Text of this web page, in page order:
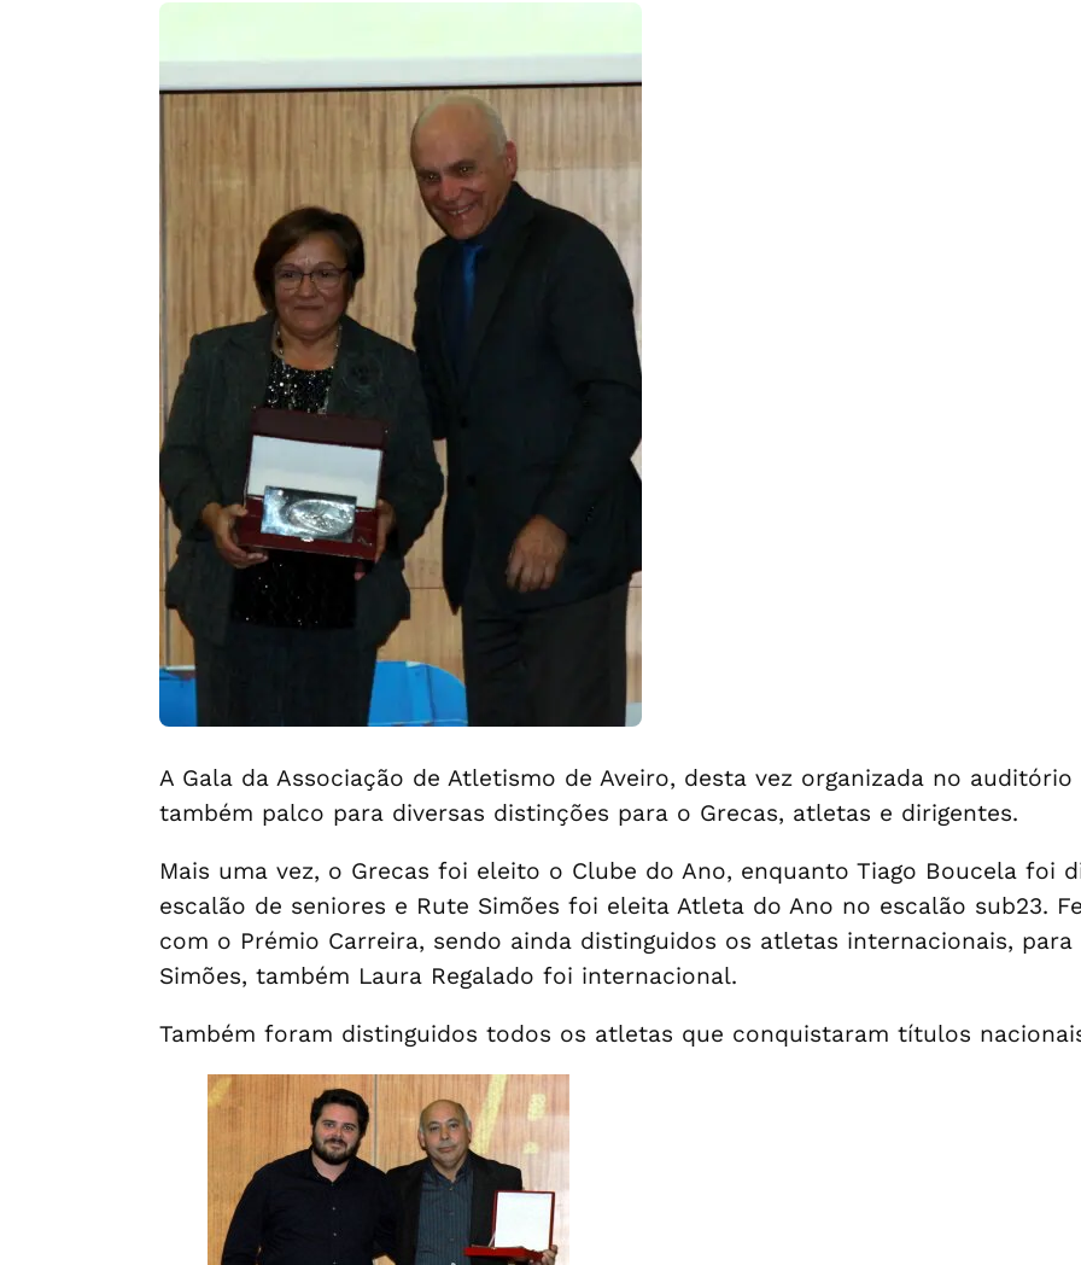
A Gala da Associação de Atletismo de Aveiro, desta vez organizada no
também palco para diversas distinções para o Grecas, atletas e dirigentes.
Mais uma vez, o Grecas foi eleito o Clube do Ano, enquanto Tiago Boucela foi
escalão de seniores e Rute Simões foi eleita Atleta do Ano no escalão sub23.
com o Prémio Carreira, sendo ainda distinguidos os atletas internacionais,
Simões, também Laura Regalado foi internacional.
Também foram distinguidos todos os atletas que conquistaram títulos